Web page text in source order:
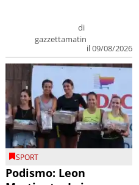
di
gazzettamatin
il 09/08/2026
SPORT
Podismo: Leon